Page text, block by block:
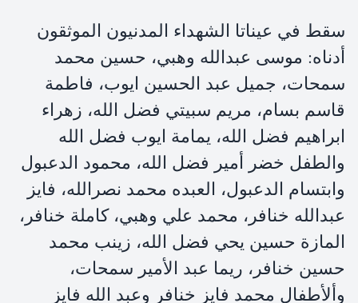
سقط في عيناتا الشهداء المدنيون الموثقون
أدناه: موسى عبدالله وهبي، حسين محمد
سمحات، جميل عبد الحسين ايوب، فاطمة
قاسم بسام، مريم سبيتي فضل الله، زهراء
ابراهيم فضل الله، يمامة ايوب فضل الله
والطفل خضر أمير فضل الله، محمود الدعبول
وابتسام الدعبول، العبده محمد نصرالله، فايز
عبدالله خنافر، محمد علي وهبي، كاملة خنافر،
المازة حسين يحي فضل الله، زينب محمد
حسين خنافر، ريما عبد الأمير سمحات،
وألأطفال محمد فايز خنافر وعبد الله فايز